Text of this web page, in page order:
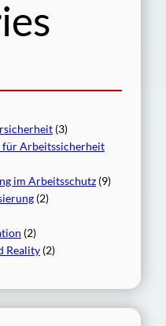
(3)
für Arbeitssicherheit
im Arbeitsschutz (9)
(2)
(2)
Reality (2)